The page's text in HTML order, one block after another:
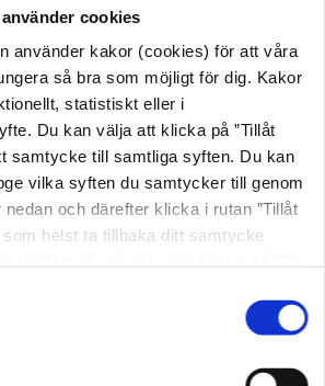
cookies
använder kakor (cookies) för att våra
så bra som möjligt för dig. Kakor
statistiskt eller i
Du kan välja att klicka på ”Tillåt
samtycke till samtliga syften. Du kan
vilka syften du samtycker till genom
och därefter klicka i rutan ”Tillåt
som helst ta tillbaka ditt samtycke
kakorna används och hur vi och våra
och behandlar personuppgifter.
inom området
kan bli att förhindra
skog och mark,
med IoT
samt att villa-soptunnor
behov.
dessa datadrivna beslut som
Det är viktigt inför